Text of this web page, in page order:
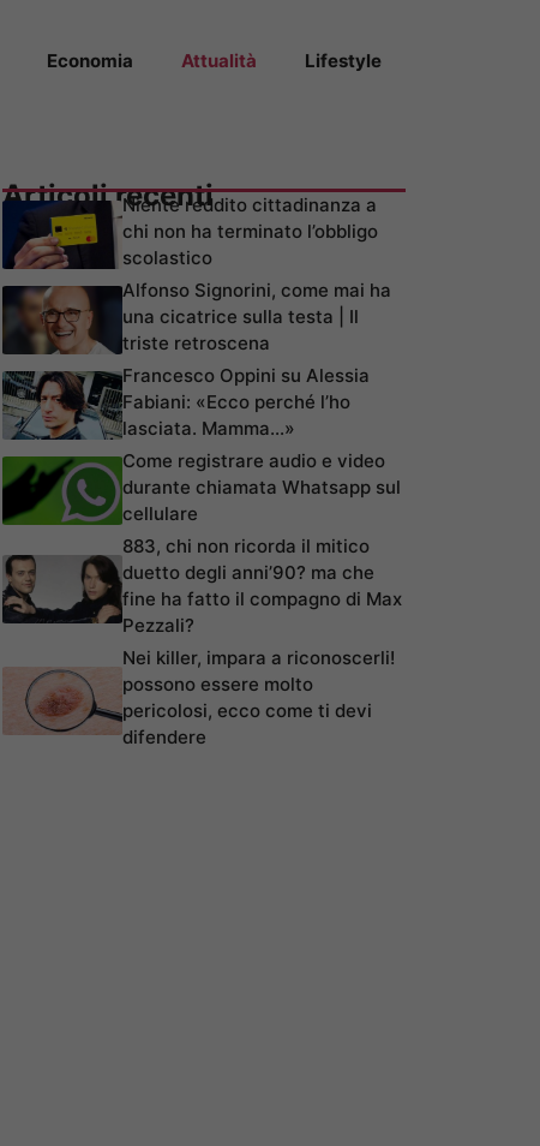
Economia Attualità Lifestyle
Articoli recentiNiente reddito cittadinanza a
chi non ha terminato l’obbligo
scolastico
Alfonso Signorini, come mai ha
una cicatrice sulla testa | Il
triste retroscena
Francesco Oppini su Alessia
Fabiani: «Ecco perché l’ho
lasciata. Mamma…»
Come registrare audio e video
durante chiamata Whatsapp sul
cellulare
883, chi non ricorda il mitico
duetto degli anni’90? ma che
fine ha fatto il compagno di Max
Pezzali?
Nei killer, impara a riconoscerli!
possono essere molto
pericolosi, ecco come ti devi
difendere